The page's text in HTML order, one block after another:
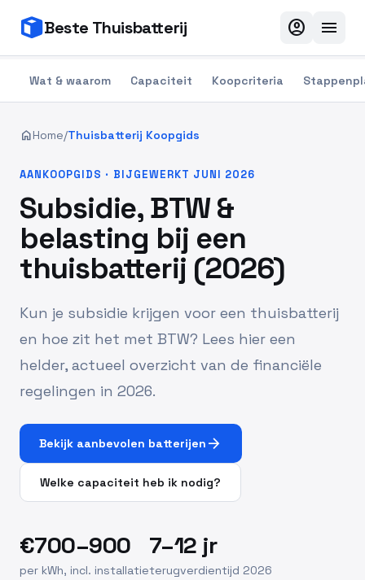
Beste Thuisbatterij account_circle menu
Wat & waarom Capaciteit Koopcriteria
homeHome/Thuisbatterij Koopgids
AANKOOPGIDS · BIJGEWERKT JUNI 2026
Subsidie, BTW &
belasting bij een
thuisbatterij (2026)
Kun je subsidie krijgen voor een thuisbatterij
en hoe zit het met BTW? Lees hier een
helder, actueel overzicht van de financiële
regelingen in 2026.
Bekijk aanbevolen batterijen arrow_forward
Welke capaciteit heb ik nodig?
€700–900
per kWh, incl. installatie
7–12 jr
terugverdientijd 2026